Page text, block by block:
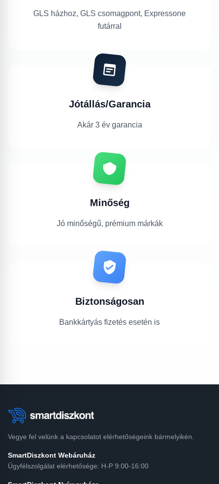
GLS házhoz, GLS csomagpont, Expressone
futárral
Jótállás/Garancia
Akár 3 év garancia
Minőség
Jó minőségű, prémium márkák
Biztonságosan
Bankkártyás fizetés esetén is
Vegye fel velünk a kapcsolatot elérhetőségeink bármelyikén.
SmartDiszkont Webáruház
Ügyfélszolgálat elérhetősége: H-P 9:00-16:00